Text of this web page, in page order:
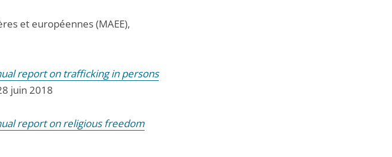
et européennes (MAEE),
report on trafficking in persons
juin 2018
report on religious freedom